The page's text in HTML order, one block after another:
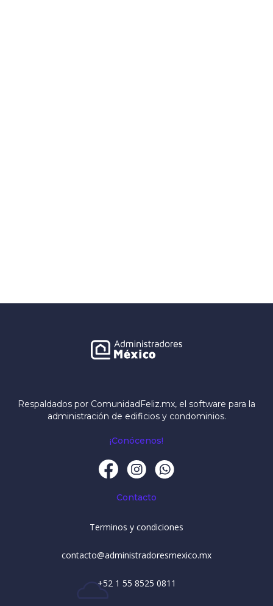
Respaldados por ComunidadFeliz.mx, el software para la
administración de edificios y condominios.
¡Conócenos!
Contacto
Terminos y condiciones
contacto@administradoresmexico.mx
+52 1 55 8525 0811